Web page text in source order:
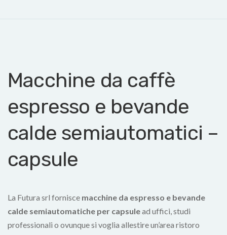
Macchine da caffè
espresso e bevande
calde semiautomatici –
capsule
La Futura srl fornisce macchine da espresso e bevande
calde semiautomatiche per capsulead uffici, studi
professionali o ovunque si voglia allestire un’area ristoro